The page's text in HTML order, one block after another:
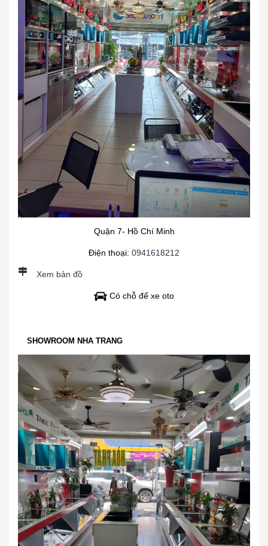
Quận 7- Hồ Chí Minh
Điện thoại: 0941618212
Xem bản đồ
Có chỗ để xe oto
SHOWROOM NHA TRANG